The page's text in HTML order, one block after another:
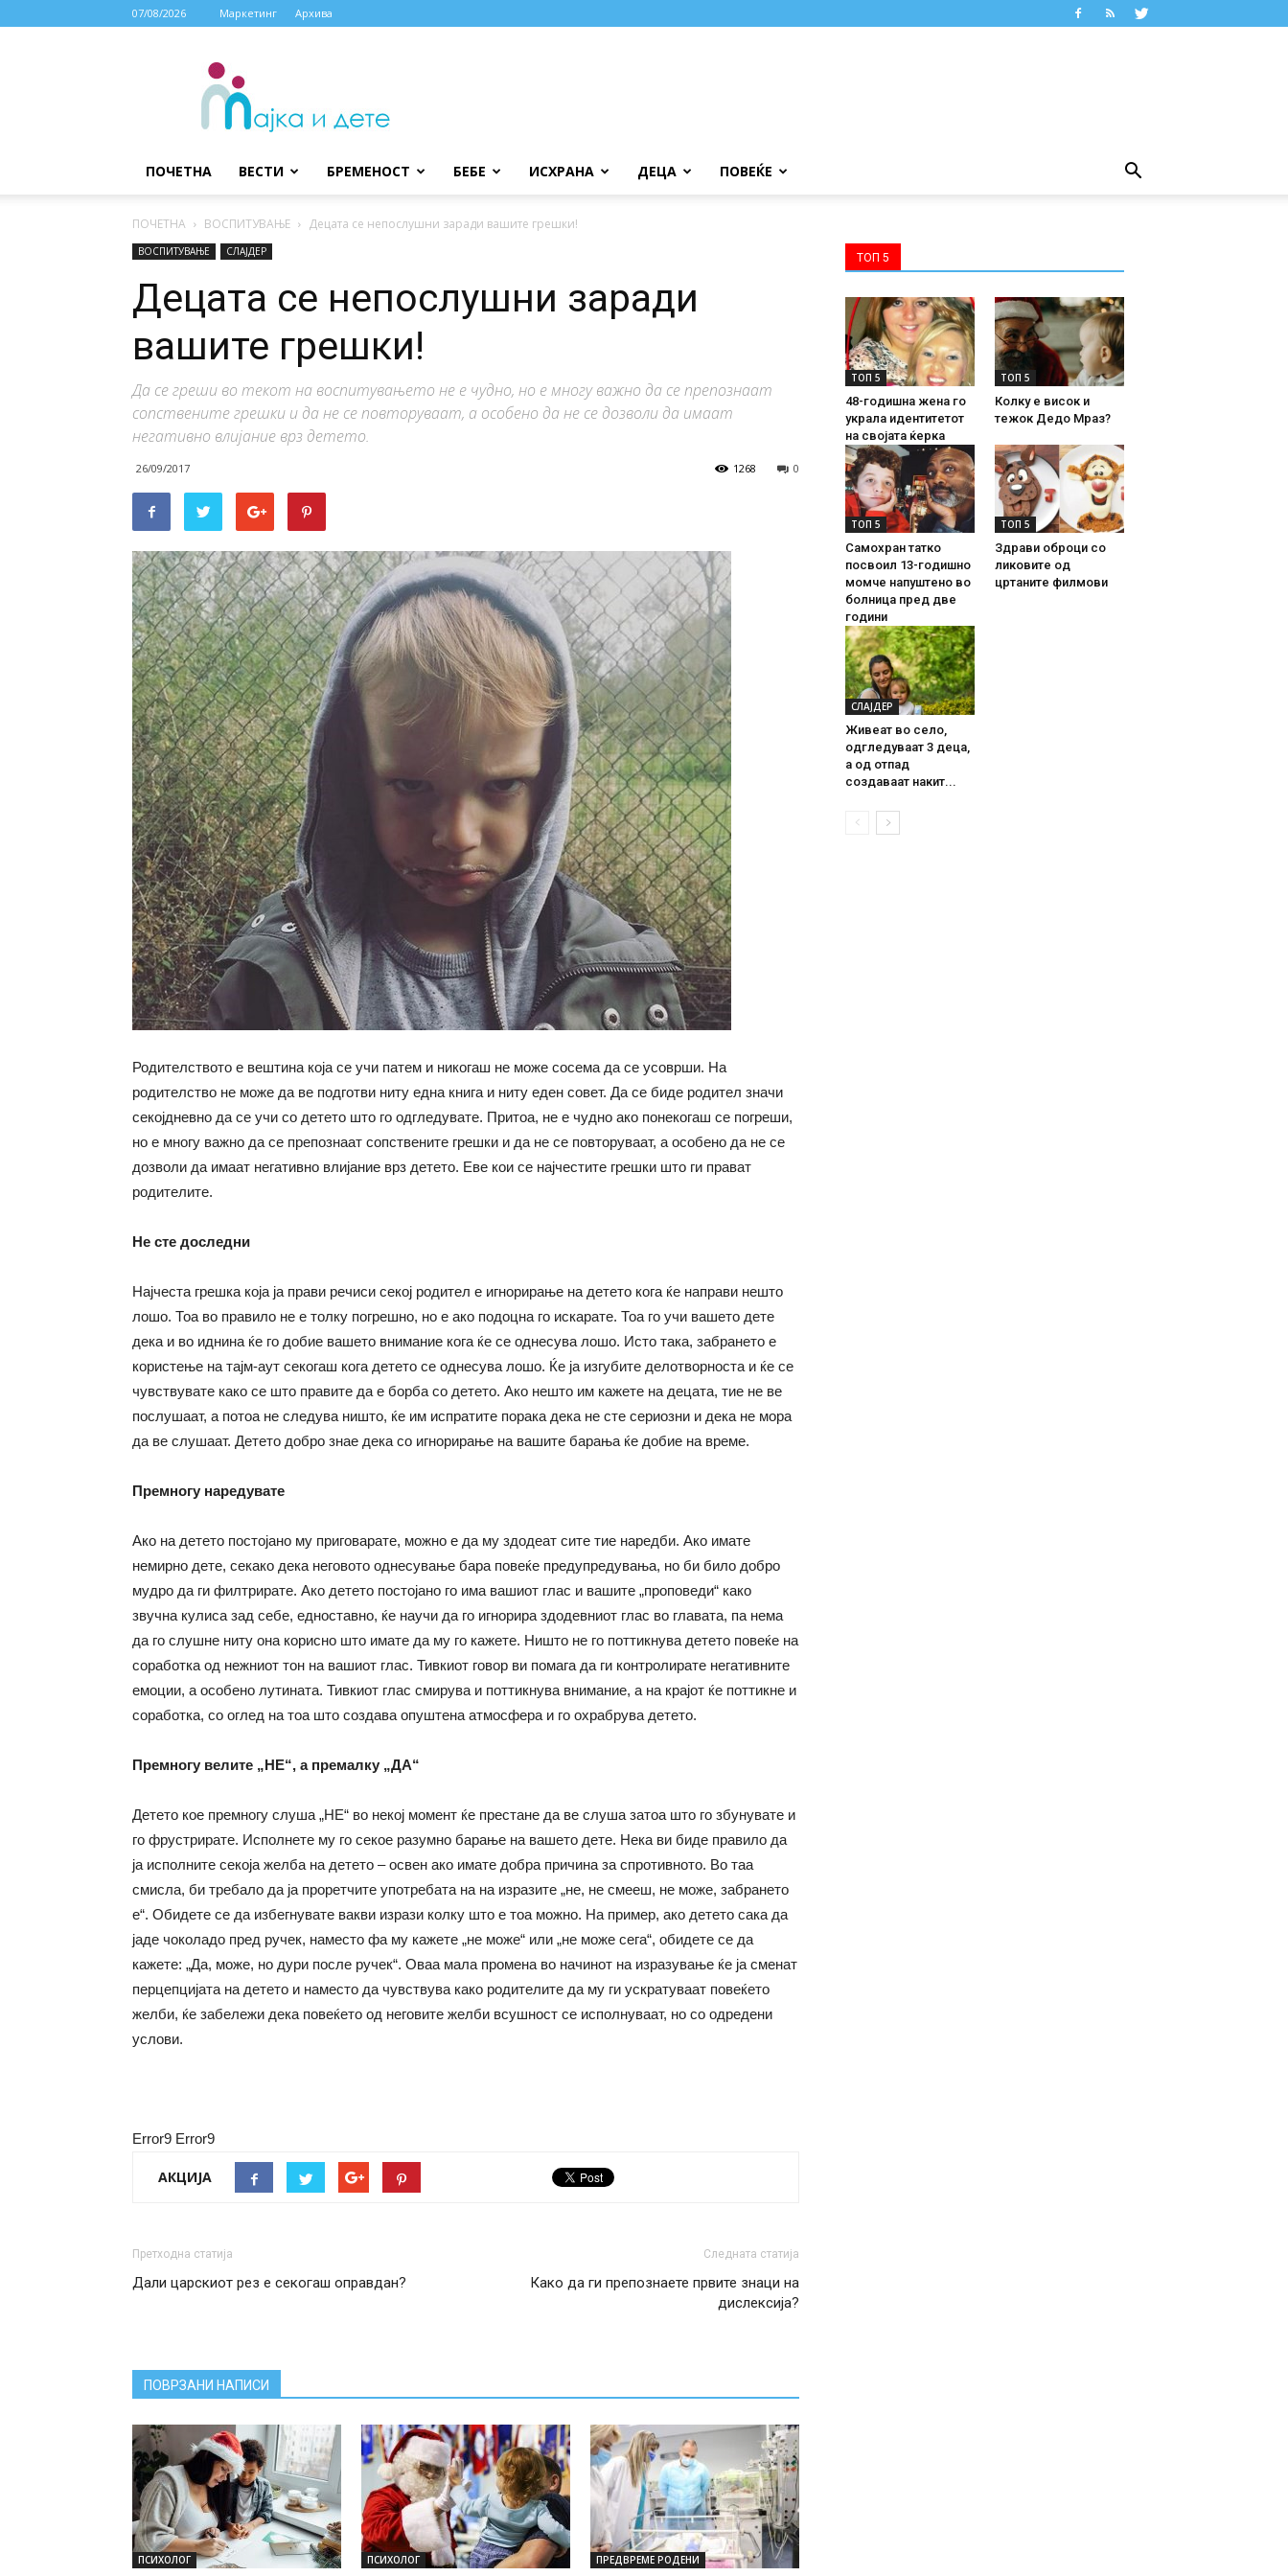
07/08/2026 Маркетинг Архива
МАЈКА
ДЕТЕ
ПОЧЕТНА ВЕСТИ БРЕМЕНОСТ БЕБЕ ИСХРАНА ДЕЦА ПОВЕЌЕ
ПОЧЕТНА ВОСПИТУВАЊЕ Децата се непослушни заради вашите грешки!
ВОСПИТУВАЊЕ СЛАЈДЕР
Децата се непослушни заради
вашите грешки!
Да се греши во текот на воспитувањето не е чудно, но е многу важно да се препознаат
сопствените грешки и да не се повторуваат, а особено да не се дозволи да имаат
негативно влијание врз детето.
26/09/2017 0
1268
Родителството е вештина која се учи патем и никогаш не може сосема да се усоврши. На
родителство не може да ве подготви ниту една книга и ниту еден совет. Да се биде родител значи
секојдневно да се учи со детето што го одгледувате. Притоа, не е чудно ако понекогаш се погреши,
но е многу важно да се препознаат сопствените грешки и да не се повторуваат, а особено да не се
дозволи да имаат негативно влијание врз детето. Еве кои се најчестите грешки што ги прават
родителите.
Не сте доследни
Најчеста грешка која ја прави речиси секој родител е игнорирање на детето кога ќе направи нешто
лошо. Тоа во правило не е толку погрешно, но е ако подоцна го искарате. Тоа го учи вашето дете
дека и во иднина ќе го добие вашето внимание кога ќе се однесува лошо. Исто така, забрането е
користење на тајм-аут секогаш кога детето се однесува лошо. Ќе ја изгубите делотворноста и ќе се
чувствувате како се што правите да е борба со детето. Ако нешто им кажете на децата, тие не ве
послушаат, а потоа не следува ништо, ќе им испратите порака дека не сте сериозни и дека не мора
да ве слушаат. Детето добро знае дека со игнорирање на вашите барања ќе добие на време.
Премногу наредувате
Ако на детето постојано му приговарате, можно е да му здодеат сите тие наредби. Ако имате
немирно дете, секако дека неговото однесување бара повеќе предупредувања, но би било добро
мудро да ги филтрирате. Ако детето постојано го има вашиот глас и вашите „проповеди“ како
звучна кулиса зад себе, едноставно, ќе научи да го игнорира здодевниот глас во главата, па нема
да го слушне ниту она корисно што имате да му го кажете. Ништо не го поттикнува детето повеќе на
соработка од нежниот тон на вашиот глас. Тивкиот говор ви помага да ги контролирате негативните
емоции, а особено лутината. Тивкиот глас смирува и поттикнува внимание, а на крајот ќе поттикне и
соработка, со оглед на тоа што создава опуштена атмосфера и го охрабрува детето.
Премногу велите „НЕ“, a премалку „ДА“
Детето кое премногу слуша „НЕ“ во некој момент ќе престане да ве слуша затоа што го збунувате и
го фрустрирате. Исполнете му го секое разумно барање на вашето дете. Нека ви биде правило да
ја исполните секоја желба на детето – освен ако имате добра причина за спротивното. Во таа
смисла, би требало да ја проретчите употребата на на изразите „не, не смееш, не може, забрането
е“. Обидете се да избегнувате вакви изрази колку што е тоа можно. На пример, ако детето сака да
јаде чоколадо пред ручек, наместо фа му кажете „не може“ или „не може сега“, обидете се да
кажете: „Да, може, но дури после ручек“. Оваа мала промена во начинот на изразување ќе ја сменат
перцепцијата на детето и наместо да чувствува како родителите да му ги ускратуваат повеќето
желби, ќе забележи дека повеќето од неговите желби всушност се исполнуваат, но со одредени
услови.
Error9 Error9
АКЦИЈА
Претходна статија
Дали царскиот рез е секогаш оправдан?
Следната статија
Како да ги препознаете првите знаци на
дислексија?
ПОВРЗАНИ НАПИСИ
ПСИХОЛОГ ПСИХОЛОГ ПРЕДВРЕМЕ РОДЕНИ
ТОП 5
ТОП 5
48-годишна жена го
украла идентитетот
на својата ќерка
ТОП 5
Колку е висок и
тежок Дедо Мраз?
ТОП 5
Самохран татко
посвоил 13-годишно
момче напуштено во
болница пред две
години
ТОП 5
Здрави оброци со
ликовите од
цртаните филмови
СЛАЈДЕР
Живеат во село,
одгледуваат 3 деца,
а од отпад
создаваат накит...